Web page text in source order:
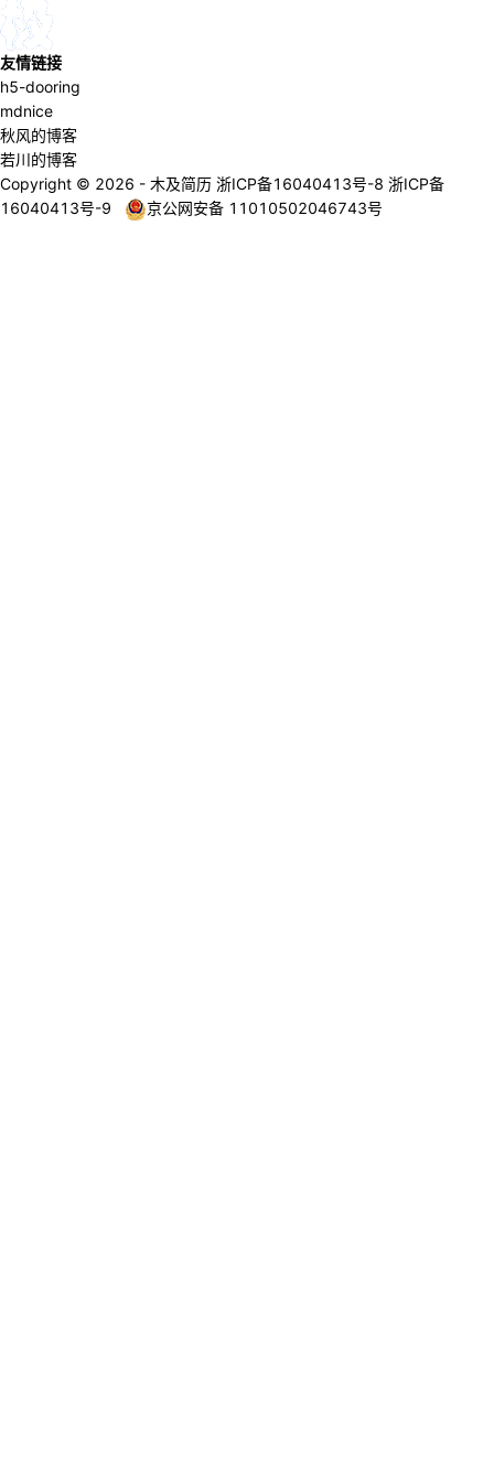
友情链接
h5-dooring
mdnice
秋风的博客
若川的博客
Copyright © 2026 - 木及简历 浙ICP备16040413号-8 浙ICP备
16040413号-9
京公网安备 11010502046743号